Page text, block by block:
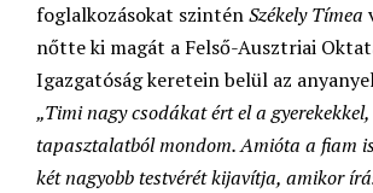
foglalkozásokat szinténSzékely Tímea
nőtte ki magát a Felső-Ausztriai
Igazgatóság keretein belül az
„Timi nagy csodákat ért el a
tapasztalatból mondom. Amióta a fiam
két nagyobb testvérét kijavítja, amikor